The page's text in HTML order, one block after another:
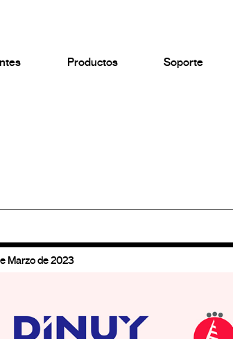
Productos Soporte
Marzo de 2023